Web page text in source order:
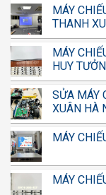
MÁY
THANH
MÁY
HUY
SỬA MÁY
XUÂN HÀ
MÁY
MÁY